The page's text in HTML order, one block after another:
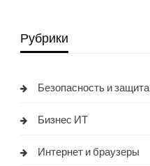
Рубрики
Безопасность и защита
Бизнес ИТ
Интернет и браузеры